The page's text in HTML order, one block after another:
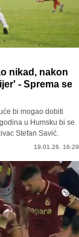
nikad, nakon
- Sprema se
bi mogao dobiti
u Humsku bi se
Stefan Savić.
19.01.26. 16:29